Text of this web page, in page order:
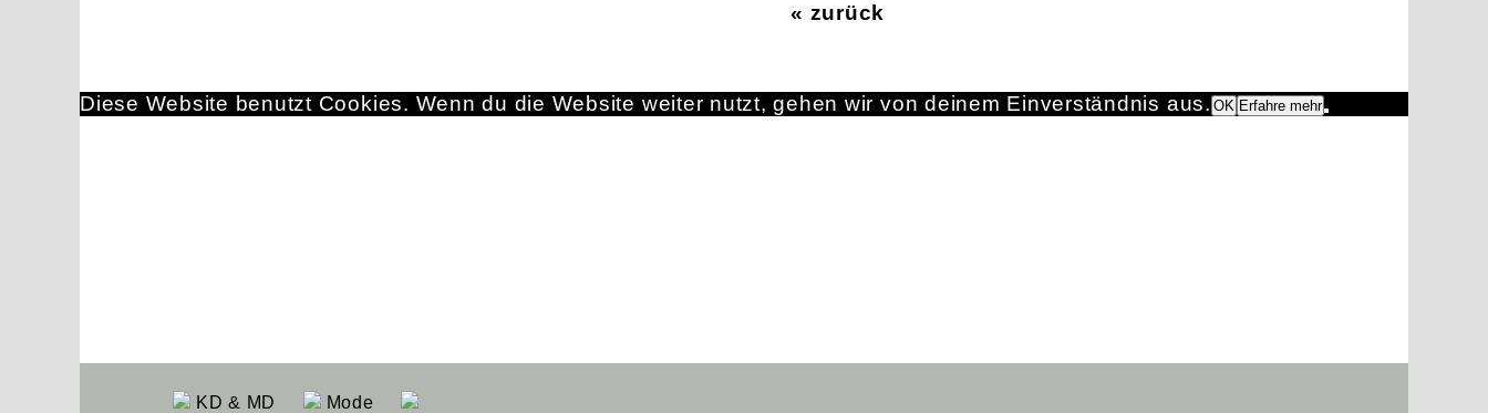
« zurück
KD & MD Mode
Diese Website benutzt Cookies. Wenn du die Website weiter nutzt, gehen wir von deinem Einverständnis aus. OK Erfahre mehr